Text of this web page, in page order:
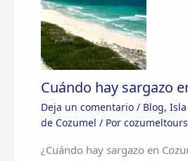
Cuándo hay sargazo
Deja un comentario / Blog,
de Cozumel / Por
¿Cuándo hay sargazo en